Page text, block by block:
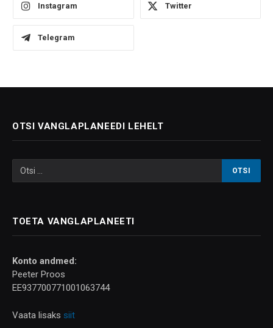
Instagram Twitter
Telegram
OTSI VANGLAPLANEEDI LEHELT
TOETA VANGLAPLANEETI
Konto andmed:
Peeter Proos
EE937700771001063744
Vaata lisaks siit